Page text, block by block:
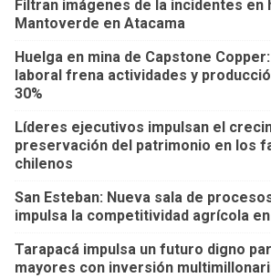
Filtran imágenes de la incidentes en
Mantoverde en Atacama
Huelga en mina de Capstone
laboral frena actividades y
30%
Líderes ejecutivos impulsan el
preservación del patrimonio en los
chilenos
San Esteban: Nueva sala de
impulsa la competitividad agrícola
Tarapacá impulsa un futuro digno
mayores con inversión